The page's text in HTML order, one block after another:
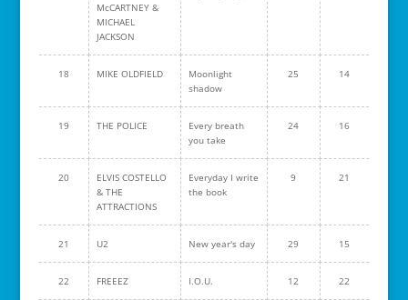
McCARTNEY &
MICHAEL
JACKSON
18 MIKE OLDFIELD
Moonlight
shadow
25 14
19 THE POLICE
Every breath
you take
24 16
20
ELVIS COSTELLO
& THE
ATTRACTIONS
Everyday I write
the book
9 21
21 U2 New year's day 29 15
22 FREEEZ I.O.U. 12 22